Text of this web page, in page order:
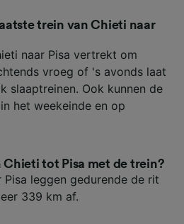
trein van Chieti naar
naar Pisa vertrekt om
vroeg of 's avonds laat
slaaptreinen. Ook kunnen de
het weekeinde en op
Chieti tot Pisa met de trein?
Pisa leggen gedurende de rit
339 km af.